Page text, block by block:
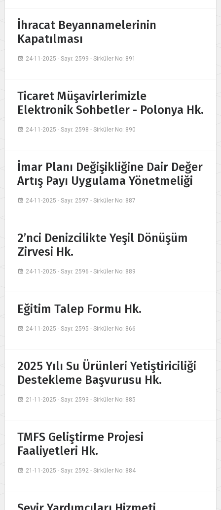
İhracat Beyannamelerinin
Kapatılması
24-11-2025 - Sayı: 2599 - Sirküler No: 891
Ticaret Müşavirlerimizle
Elektronik Sohbetler - Polonya Hk.
24-11-2025 - Sayı: 2598 - Sirküler No: 890
İmar Planı Değişikliğine Dair Değer
Artış Payı Uygulama Yönetmeliği
24-11-2025 - Sayı: 2597 - Sirküler No: 887
2’nci Denizcilikte Yeşil Dönüşüm
Zirvesi Hk.
24-11-2025 - Sayı: 2596 - Sirküler No: 889
Eğitim Talep Formu Hk.
24-11-2025 - Sayı: 2595 - Sirküler No: 866
2025 Yılı Su Ürünleri Yetiştiriciliği
Destekleme Başvurusu Hk.
21-11-2025 - Sayı: 2593 - Sirküler No: 885
TMFS Geliştirme Projesi
Faaliyetleri Hk.
21-11-2025 - Sayı: 2592 - Sirküler No: 884